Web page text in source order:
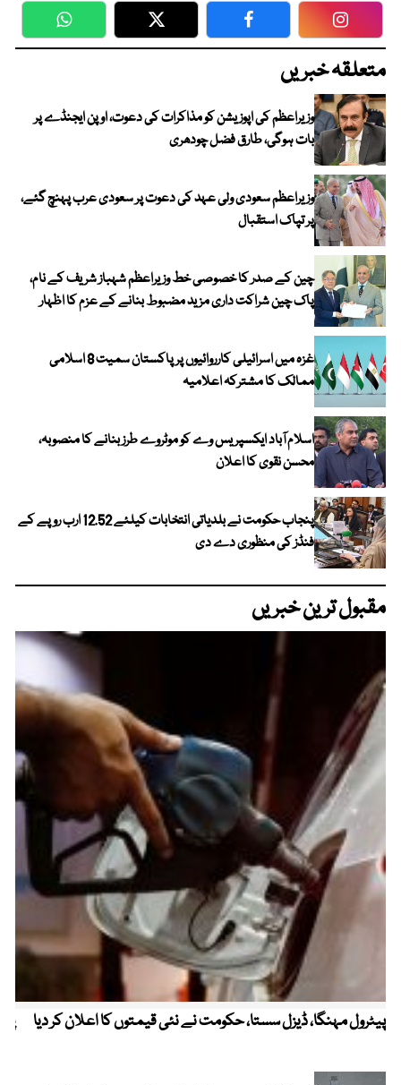
WhatsApp Twitter Facebook
متعلقہ خبریں
وزیراعظم کی اپوزیشن کو مذاکرات کی دعوت، اوپن ایجنڈے پر
بات ہوگی، طارق فضل چودھری
وزیراعظم سعودی ولی عہد کی دعوت پر سعودی عرب پہنچ گئے،
پر تپاک استقبال
چین کے صدر کا خصوصی خط وزیراعظم شہباز شریف کے نام،
پاک چین شراکت داری مزید مضبوط بنانے کے عزم کا اظہار
غزہ میں اسرائیلی کارروائیوں پر پاکستان سمیت 8 اسلامی
ممالک کا مشترکہ اعلامیہ
اسلام آباد ایکسپریس وے کو موٹروے طرز بنانے کا منصوبہ،
محسن نقوی کا اعلان
پنجاب حکومت نے بلدیاتی انتخابات کیلئے 12.52 ارب روپے کے
فنڈز کی منظوری دے دی
مقبول ترین خبریں
پیٹرول مہنگا، ڈیزل سستا، حکومت نے نئی قیمتوں کا اعلان کر دیا